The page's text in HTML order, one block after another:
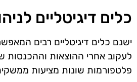
כלים דיגיטליים
ישנם כלים דיגיטליים רבים
לעקוב אחרי ההוצאות וההכנסות
פלטפורמות שונות מציעות